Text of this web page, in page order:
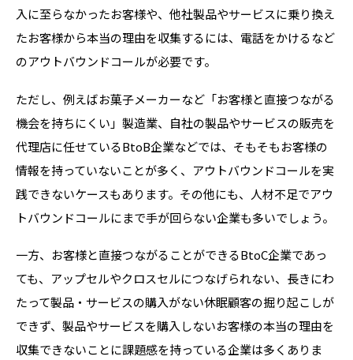
入に至らなかったお客様や、他社製品やサービスに乗り換え
たお客様から本当の理由を収集するには、電話をかけるなど
のアウトバウンドコールが必要です。
ただし、例えばお菓子メーカーなど「お客様と直接つながる
機会を持ちにくい」製造業、自社の製品やサービスの販売を
代理店に任せているBtoB企業などでは、そもそもお客様の
情報を持っていないことが多く、アウトバウンドコールを実
践できないケースもあります。その他にも、人材不足でアウ
トバウンドコールにまで手が回らない企業も多いでしょう。
一方、お客様と直接つながることができるBtoC企業であっ
ても、アップセルやクロスセルにつなげられない、長きにわ
たって製品・サービスの購入がない休眠顧客の掘り起こしが
できず、製品やサービスを購入しないお客様の本当の理由を
収集できないことに課題感を持っている企業は多くありま